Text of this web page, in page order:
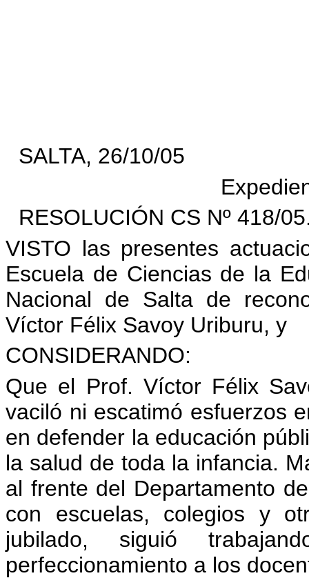
SALTA, 26/10/05
RESOLUCIÓN CS Nº 418/
VISTO las presentes
Escuela de Ciencias de la
Nacional de Salta de
Víctor Félix Savoy Uriburu, y
CONSIDERANDO:
Que el Prof. Víctor Félix
vaciló ni escatimó esfuerzos
en defender la educación
la salud de toda la infancia.
al frente del Departamento
con escuelas, colegios y
jubilado, siguió
perfeccionamiento a los